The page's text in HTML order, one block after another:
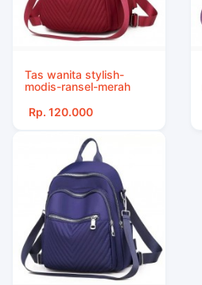
Tas wanita stylish-
modis-ransel-merah
Rp. 120.000